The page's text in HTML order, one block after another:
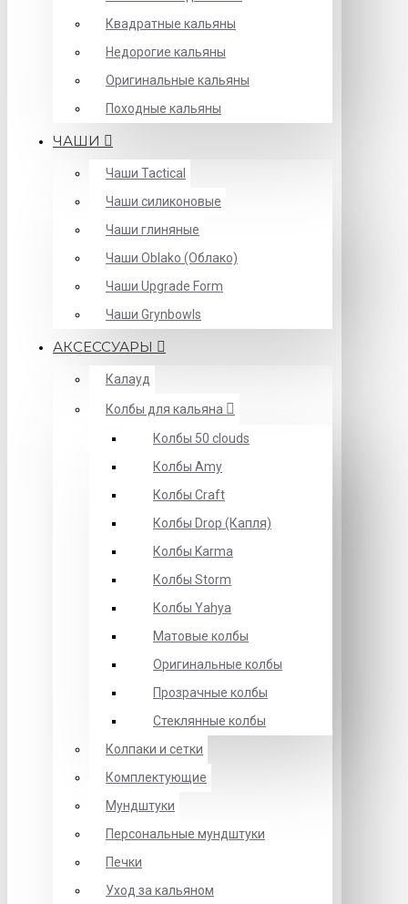
Квадратные кальяны
Недорогие кальяны
Оригинальные кальяны
Походные кальяны
ЧАШИ
Чаши Tactical
Чаши силиконовые
Чаши глиняные
Чаши Oblako (Облако)
Чаши Upgrade Form
Чаши Grynbowls
АКСЕССУАРЫ
Калауд
Колбы для кальяна
Колбы 50 clouds
Колбы Amy
Колбы Craft
Колбы Drop (Капля)
Колбы Karma
Колбы Storm
Колбы Yahya
Матовые колбы
Оригинальные колбы
Прозрачные колбы
Стеклянные колбы
Колпаки и сетки
Комплектующие
Мундштуки
Персональные мундштуки
Печки
Уход за кальяном